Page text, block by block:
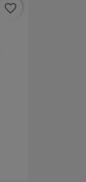
favorite_border